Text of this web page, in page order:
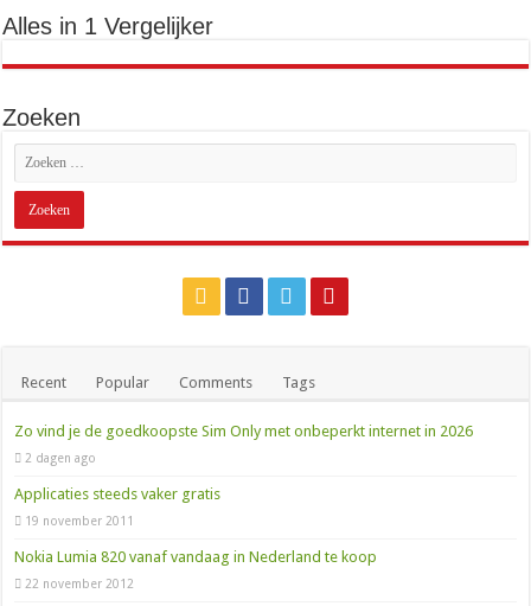
0900 OV9292: het telefoonnummer voor al je reisinfo
Alles in 1 Vergelijker
Zoeken
Recent Popular Comments Tags
Zo vind je de goedkoopste Sim Only met onbeperkt internet in 2026
2 dagen ago
Applicaties steeds vaker gratis
19 november 2011
Nokia Lumia 820 vanaf vandaag in Nederland te koop
22 november 2012